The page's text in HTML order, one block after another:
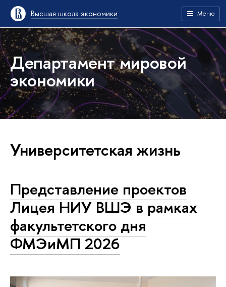
Высшая школа экономики Меню
Департамент мировой
экономики
Университетская жизнь
Представление проектов
Лицея НИУ ВШЭ в рамках
факультетского дня
ФМЭиМП 2026